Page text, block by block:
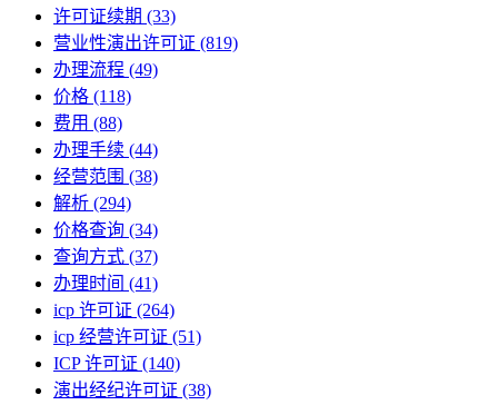
许可证续期 (33)
营业性演出许可证 (819)
办理流程 (49)
价格 (118)
费用 (88)
办理手续 (44)
经营范围 (38)
解析 (294)
价格查询 (34)
查询方式 (37)
办理时间 (41)
icp 许可证 (264)
icp 经营许可证 (51)
ICP 许可证 (140)
演出经纪许可证 (38)